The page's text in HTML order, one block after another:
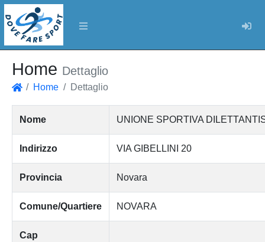
Home Dettaglio
Home Dettaglio
Nome UNIONE SPORTIVA
Indirizzo VIA GIBELLINI 20
Provincia Novara
Comune/Quartiere NOVARA
Cap